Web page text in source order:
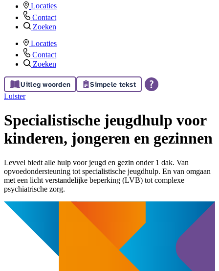
Locaties
Contact
Zoeken
Locaties
Contact
Zoeken
Uitleg woorden Simpele tekst
Luister
Specialistische jeugdhulp voor
kinderen, jongeren en gezinnen
Levvel biedt alle hulp ​voor jeugd en gezin ​onder 1 dak​. Van
opvoedondersteuning tot specialistische jeugdhulp​. En van​​ omgaan
met een licht verstandelijke beperking (LVB)​ ​tot ​complexe
psychiatrische zorg.